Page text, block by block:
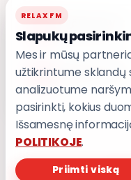
POPKULTŪRA
5 AŠ
RELAX FM
Slapukų
Mes ir mūsų
užtikrintume sklandų
analizuotume
pasirinkti, kokius
Išsamesnę
POLITIKOJE.
Priimti viską